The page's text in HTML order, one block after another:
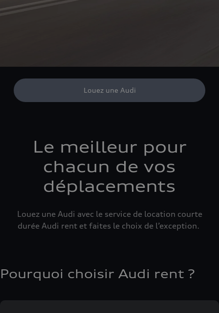
Louez une Audi
Le meilleur pour
chacun de vos
déplacements
Louez une Audi avec le service de location courte
durée Audi rent et faites le choix de l’exception.
Pourquoi choisir Audi rent ?